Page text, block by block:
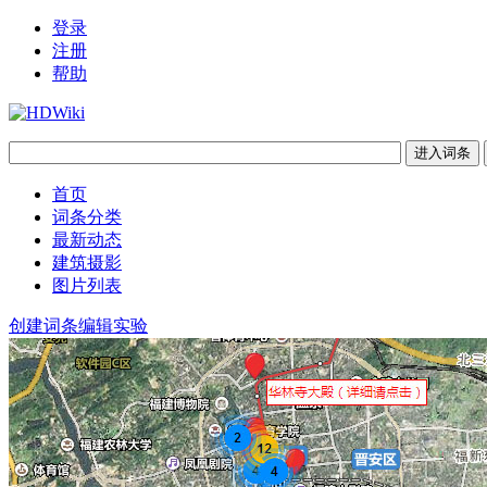
登录
注册
帮助
首页
词条分类
最新动态
建筑摄影
图片列表
创建词条编辑实验